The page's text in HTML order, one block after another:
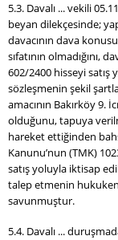
5.3. Davalı ... vekili
beyan dilekçesinde;
davacının dava
sıfatının olmadığını,
602/2400 hisseyi
sözleşmenin şekil
amacının Bakırköy 9.
olduğunu, tapuya
hareket ettiğinden
Kanunu’nun (TMK)
satış yoluyla iktisap
talep etmenin
savunmuştur.
5.4. Davalı ...